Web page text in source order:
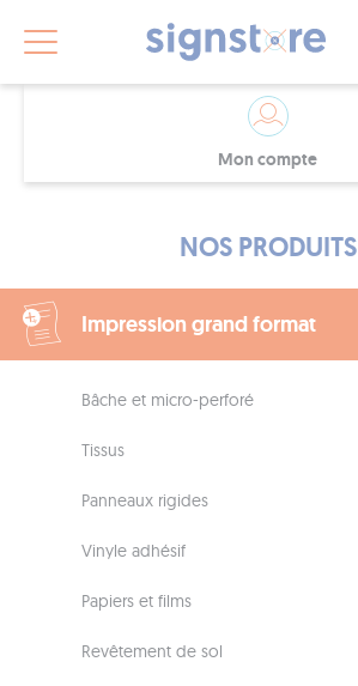
Mon compte
NOS PRODUITS
Impression grand format
Bâche et micro-perforé
Tissus
Panneaux rigides
Vinyle adhésif
Papiers et films
Revêtement de sol